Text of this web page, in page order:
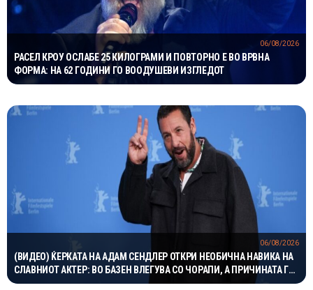
РАСЕЛ КРОУ ОСЛАБЕ 25 КИЛОГРАМИ И ПОВТОРНО Е ВО ВРВНА
ФОРМА: НА 62 ГОДИНИ ГО ВООДУШЕВИ ИЗГЛЕДОТ
06/08/2026
(ВИДЕО) ЌЕРКАТА НА АДАМ СЕНДЛЕР ОТКРИ НЕОБИЧНА НАВИКА НА
СЛАВНИОТ АКТЕР: ВО БАЗЕН ВЛЕГУВА СО ЧОРАПИ, А ПРИЧИНАТА ГИ
НАСМЕА СИТЕ
06/08/2026